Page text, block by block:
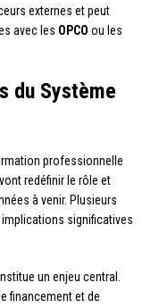
externes et peut
avec les OPCO ou les
du Système
professionnelle
redéfinir le rôle et
à venir. Plusieurs
significatives
un enjeu central.
financement et de